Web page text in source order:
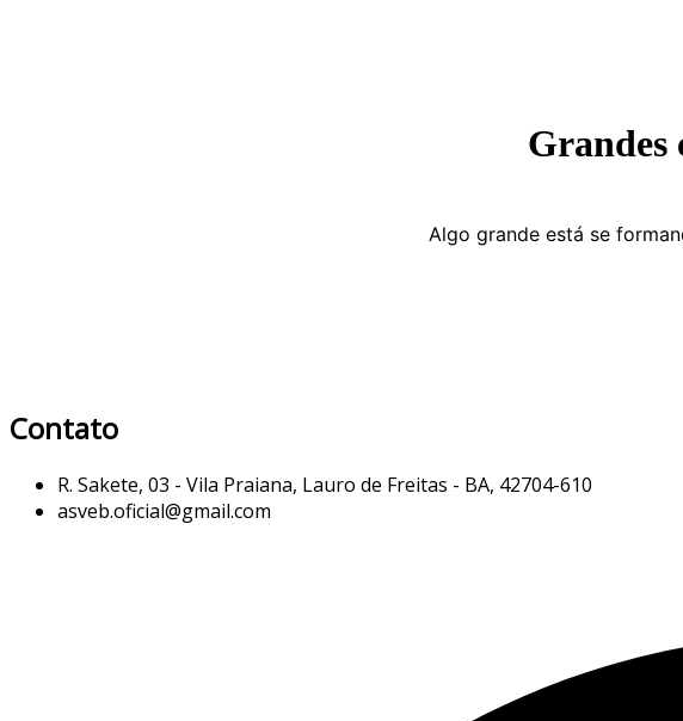
Grandes
Algo grande está se
Contato
R. Sakete, 03 - Vila Praiana, Lauro de Freitas - BA, 42704-610
asveb.oficial@gmail.com